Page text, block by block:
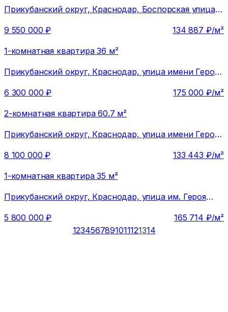
Прикубанский округ, Краснодар, Боспорская улица,
9 550 000 ₽ 134 887 ₽/м²
1-комнатная квартира 36 м²
Прикубанский округ, Краснодар, улица имени Героя
6 300 000 ₽ 175 000 ₽/м²
2-комнатная квартира 60.7 м²
Прикубанский округ, Краснодар, улица имени Героя
8 100 000 ₽ 133 443 ₽/м²
1-комнатная квартира 35 м²
Прикубанский округ, Краснодар, улица им. Героя
5 800 000 ₽ 165 714 ₽/м²
1234567891011121314